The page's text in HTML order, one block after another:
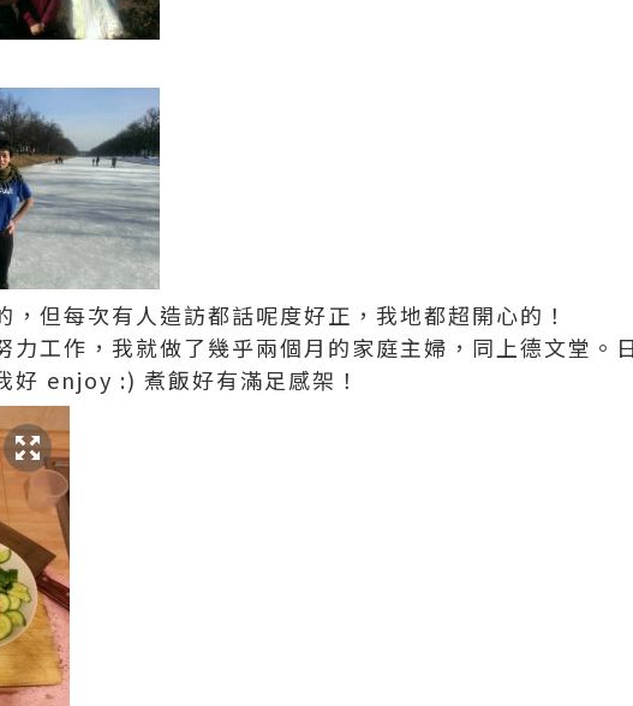
，但每次有人造訪都話呢度好正，我地都超開心的！
力工作，我就做了幾乎兩個月的家庭主婦，同上德文堂。
好 enjoy :) 煮飯好有滿足感架！